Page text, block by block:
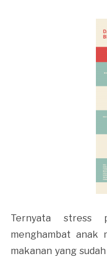
Ternyata stress
menghambat anak
makanan yang